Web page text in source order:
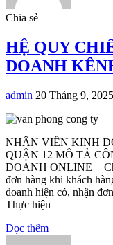
Chia sẻ
HỆ QUY
DOANH
admin 20 Tháng 9, 2025
NHÂN VIÊN KINH
QUẬN 12 MÔ TẢ
DOANH ONLINE +
đơn hàng khi khách
doanh hiện có, nhận
Thực hiện
Đọc thêm